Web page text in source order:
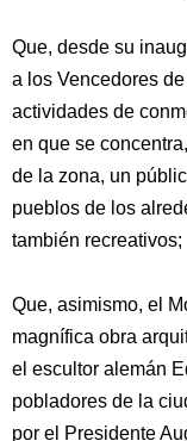
Que, desde su
a los Vencedores
actividades de
en que se
de la zona, un
pueblos de los
también recreativos;
Que, asimismo, el
magnífica obra
el escultor alemán
pobladores de la
por el Presidente